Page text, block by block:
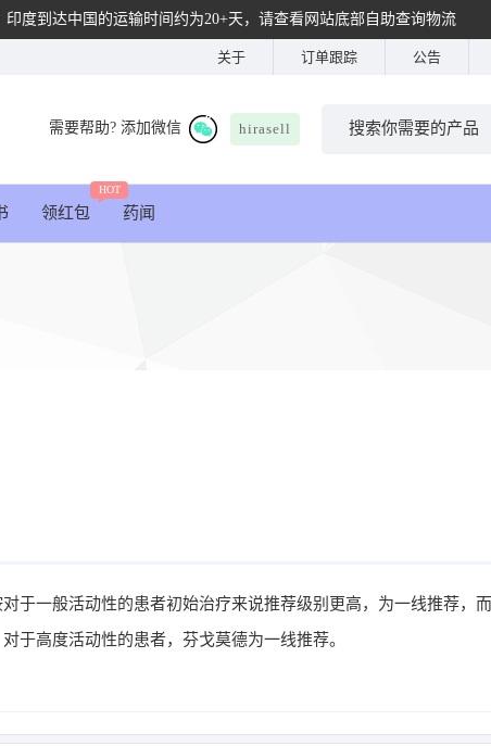
印度到达中国的运输时间约为20+天，请查看网站底部自助查询物流
关于 订单跟踪 公告
需要帮助? 添加微信 hirasell
领红包
HOT
药闻
于一般活动性的患者初始治疗来说推荐级别更高，为一线推荐，
于高度活动性的患者，芬戈莫德为一线推荐。